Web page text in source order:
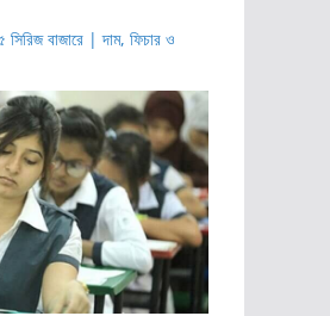
বাজারে | দাম, ফিচার ও